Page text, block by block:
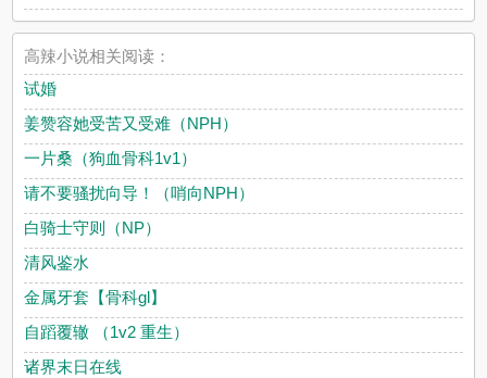
高辣小说相关阅读：
试婚
姜赞容她受苦又受难（NPH）
一片桑（狗血骨科1v1）
请不要骚扰向导！（哨向NPH）
白骑士守则（NP）
清风鉴水
金属牙套【骨科gl】
自蹈覆辙 （1v2 重生）
诸界末日在线